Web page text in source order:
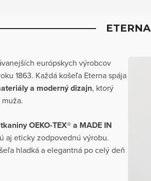
ETERNA
európskych výrobcov
1863. Každá košeľa Eterna spája
a moderný dizajn, ktorý
OEKO-TEX® a MADE IN
aj eticky zodpovednú výrobu.
hladká a elegantná po celý deň